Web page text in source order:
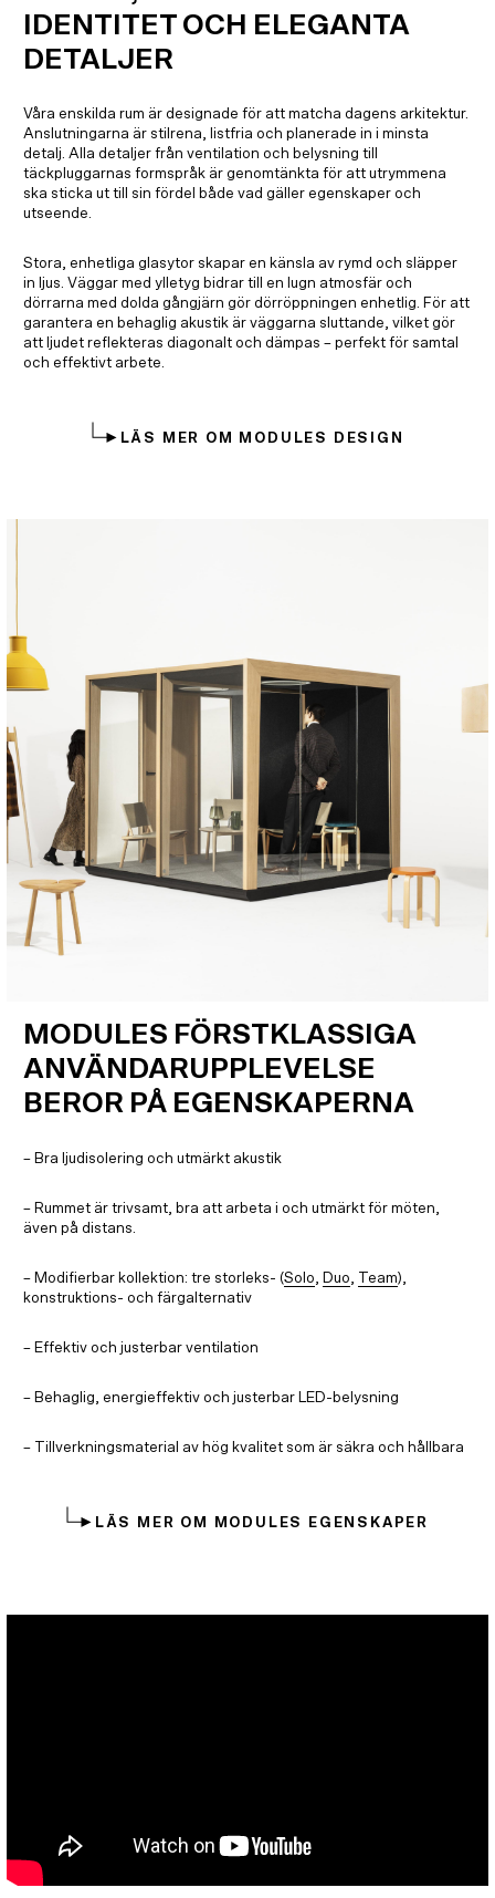
IDENTITET OCH ELEGANTA
DETALJER
Våra enskilda rum är designade för att matcha dagens arkitektur.
Anslutningarna är stilrena, listfria och planerade in i minsta
detalj. Alla detaljer från ventilation och belysning till
täckpluggarnas formspråk är genomtänkta för att utrymmena
ska sticka ut till sin fördel både vad gäller egenskaper och
utseende.
Stora, enhetliga glasytor skapar en känsla av rymd och släpper
in ljus. Väggar med ylletyg bidrar till en lugn atmosfär och
dörrarna med dolda gångjärn gör dörröppningen enhetlig. För att
garantera en behaglig akustik är väggarna sluttande, vilket gör
att ljudet reflekteras diagonalt och dämpas – perfekt för samtal
och effektivt arbete.
LÄS MER OM MODULES DESIGN
MODULES FÖRSTKLASSIGA
ANVÄNDARUPPLEVELSE
BEROR PÅ EGENSKAPERNA
– Bra ljudisolering och utmärkt akustik
– Rummet är trivsamt, bra att arbeta i och utmärkt för möten,
även på distans.
– Modifierbar kollektion: tre storleks- (Solo, Duo, Team),
konstruktions- och färgalternativ
– Effektiv och justerbar ventilation
– Behaglig, energieffektiv och justerbar LED-belysning
– Tillverkningsmaterial av hög kvalitet som är säkra och hållbara
LÄS MER OM MODULES EGENSKAPER